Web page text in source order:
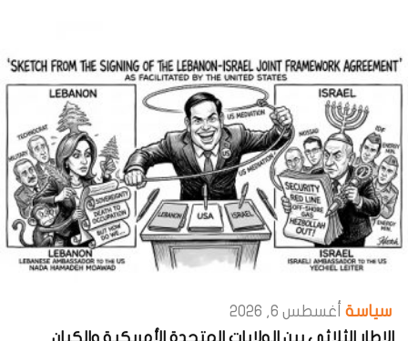
سياسة أغسطس 6, 2026